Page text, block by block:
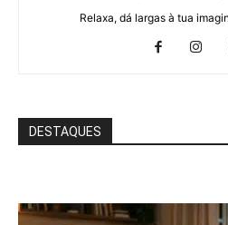
Relaxa, dá largas à tua
DESTAQUES